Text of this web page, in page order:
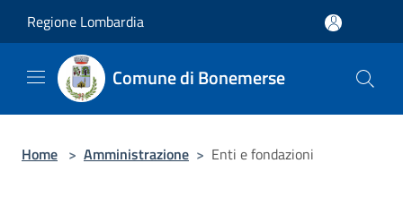
Regione Lombardia
Comune di Bonemerse
Home > Amministrazione > Enti e fondazioni